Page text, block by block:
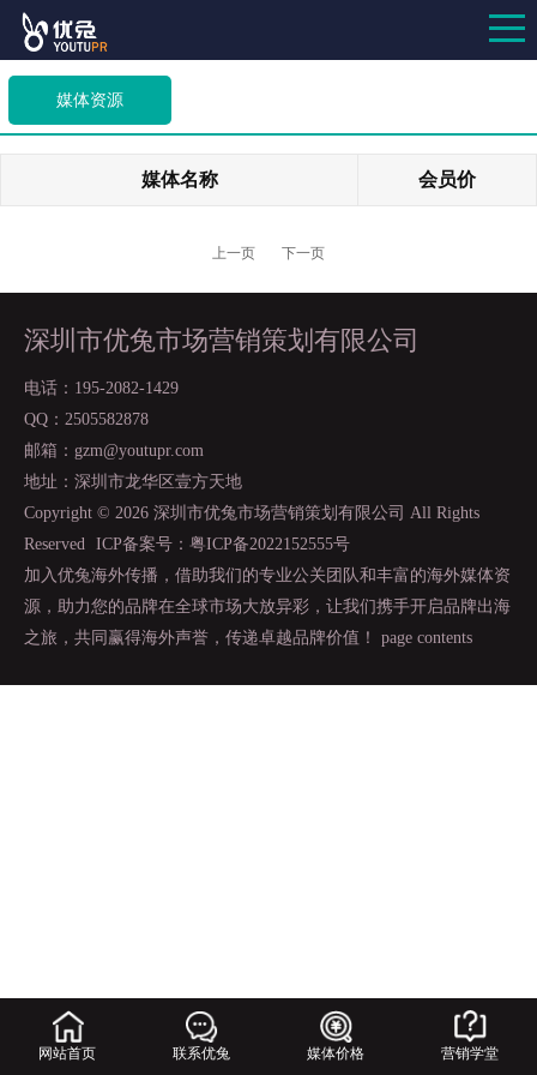
媒体资源
媒体名称 会员价
上一页 下一页
深圳市优兔市场营销策划有限公司
电话：195-2082-1429
QQ：2505582878
邮箱：gzm@youtupr.com
地址：深圳市龙华区壹方天地
Copyright © 2026 深圳市优兔市场营销策划有限公司 All Rights
Reserved
ICP备案号：粤ICP备2022152555号
加入优兔海外传播，借助我们的专业公关团队和丰富的海外媒体资
源，助力您的品牌在全球市场大放异彩，让我们携手开启品牌出海
之旅，共同赢得海外声誉，传递卓越品牌价值！ page contents
网站首页 联系优兔 媒体价格 营销学堂